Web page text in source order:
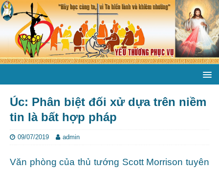
Úc: Phân biệt đối xử dựa trên niềm
tin là bất hợp pháp
09/07/2019 admin
Văn phòng của thủ tướng Scott Morrison tuyên